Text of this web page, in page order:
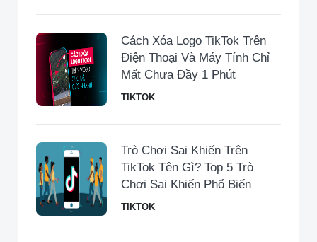
Cách Xóa Logo TikTok Trên
Điện Thoại Và Máy Tính Chỉ
Mất Chưa Đầy 1 Phút
TIKTOK
Trò Chơi Sai Khiến Trên
TikTok Tên Gì? Top 5 Trò
Chơi Sai Khiến Phổ Biến
TIKTOK